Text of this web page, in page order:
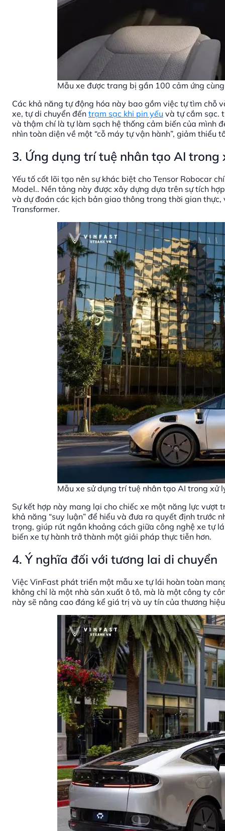
Mẫu xe được trang bị gần 100 cảm ứng
Các khả năng tự động hóa này bao gồm việc tự tìm chỗ
xe, tự di chuyển đến trạm sạc khi pin yếu và tự cắm sạc.
và thậm chí là tự làm sạch hệ thống cảm biến của
nhìn toàn diện về một “cỗ máy tự vận hành”, giảm thiểu
3. Ứng dụng trí tuệ nhân tạo AI
Yếu tố cốt lõi tạo nên sự khác biệt cho Tensor Robocar
Model.. Nền tảng này được xây dựng dựa trên sự tích
và dự đoán các kịch bản giao thông trong thời gian
Transformer.
Mẫu xe sử dụng trí tuệ nhân tạo AI trong xử
Sự kết hợp này mang lại cho chiếc xe một năng lực vượt
khả năng “suy luận” để hiểu và đưa ra quyết định trước
trọng, giúp rút ngắn khoảng cách giữa công nghệ xe tự
biến xe tự hành trở thành một giải pháp thực tiễn hơn.
4. Ý nghĩa đối với tương lai di chuyển
Việc VinFast phát triển một mẫu xe tự lái hoàn toàn
không chỉ là một nhà sản xuất ô tô, mà là một công ty
này sẽ nâng cao đáng kể giá trị và uy tín của thương